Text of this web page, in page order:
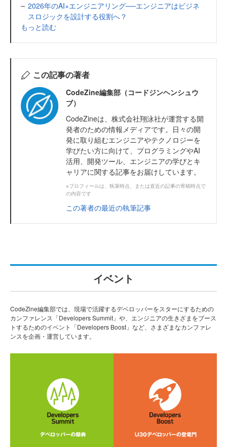
2026年のAI×エンジニアリング──エンジニアはビジネ
スロジックを設計する役割へ？
もっと読む
この記事の著者
CodeZine編集部（コードジンヘンシュウ
ブ）
CodeZineは、株式会社翔泳社が運営する開
発者のための情報メディアです。日々の開
発に取り組むエンジニアやテクノロジーを
学びたい方に向けて、プログラミングやAI
活用、開発ツール、エンジニアの学びとキ
ャリアに関する記事をお届けしています。
※プロフィールは、執筆時点、または直近の記事の寄稿時点で
の内容です
この著者の最近の執筆記事
イベント
CodeZine編集部では、現場で活躍するデベロッパーをスターにするための
カンファレンス「Developers Summit」や、エンジニアの生きざまをブース
トするためのイベント「Developers Boost」など、さまざまなカンファレ
ンスを企画・運営しています。